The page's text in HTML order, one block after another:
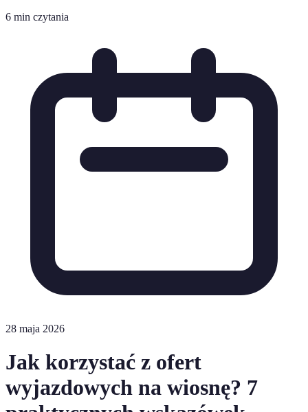
6 min czytania
28 maja 2026
Jak korzystać z ofert
wyjazdowych na wiosnę? 7